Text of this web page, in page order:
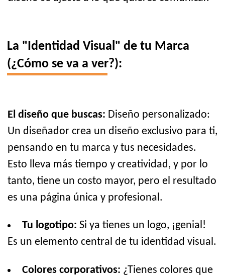
La "Identidad Visual" de tu Marca
(¿Cómo se va a ver?):
El diseño que buscas: Diseño personalizado:
Un diseñador crea un diseño exclusivo para ti,
pensando en tu marca y tus necesidades.
Esto lleva más tiempo y creatividad, y por lo
tanto, tiene un costo mayor, pero el resultado
es una página única y profesional.
Tu logotipo: Si ya tienes un logo, ¡genial!
Es un elemento central de tu identidad visual.
Colores corporativos: ¿Tienes colores que